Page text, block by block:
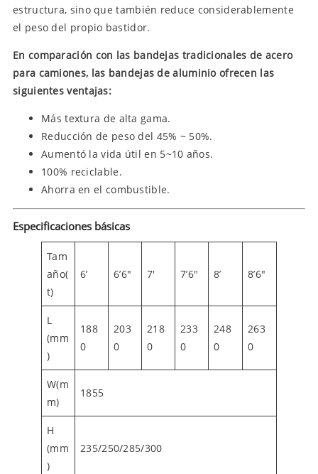
estructura, sino que también reduce considerablemente
el peso del propio bastidor.
En comparación con las bandejas tradicionales de acero
para camiones, las bandejas de aluminio ofrecen las
siguientes ventajas:
Más textura de alta gama.
Reducción de peso del 45% ~ 50%.
Aumentó la vida útil en 5~10 años.
100% reciclable.
Ahorra en el combustible.
Especificaciones básicas
Tam
año(
t)
6’ 6’6″ 7′ 7’6″ 8’ 8’6″
L
(mm
)
188
0
203
0
218
0
233
0
248
0
263
0
W(m
m)
1855
H
(mm
)
235/250/285/300